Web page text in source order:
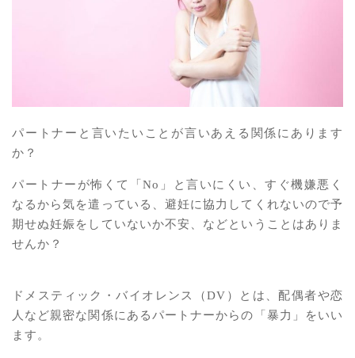
パートナーと言いたいことが言いあえる関係にあります
か？
パートナーが怖くて「No」と言いにくい、すぐ機嫌悪く
なるから気を遣っている、避妊に協力してくれないので予
期せぬ妊娠をしていないか不安、などということはありま
せんか？
ドメスティック・バイオレンス（DV）とは、配偶者や恋
人など親密な関係にあるパートナーからの「暴力」をいい
ます。